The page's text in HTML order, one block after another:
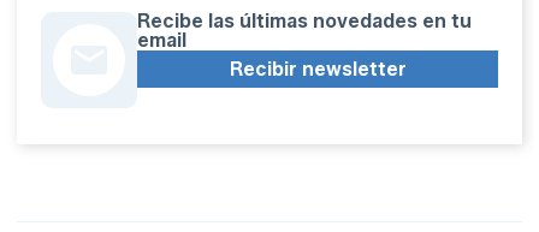
Recibe las últimas novedades en tu
email
Recibir newsletter